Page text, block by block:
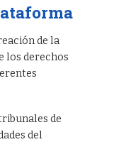
de la
los derechos
de
del